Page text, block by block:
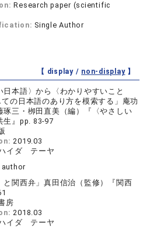
Research paper (scientific
Single Author
【 display / non-display】
日本語〉から〈わかりやすいこと
の日本語のあり方を模索する」庵功
琢三・栁田直美（編）『〈やさしい
生』pp. 83-97
2019.03
イダ テーヤ
author
と関西弁」真田信治（監修）『関西
房
2018.03
イダ テーヤ